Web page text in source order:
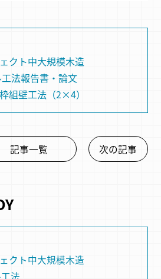
クト中大規模木造
法報告書・論文
組壁⼯法（2×4）
記事一覧 次の記事
クト中大規模木造